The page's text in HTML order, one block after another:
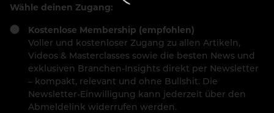
Wähle deinen Zugang:
Kostenlose Membership (empfohlen)
Voller und kostenloser Zugang zu allen Artikeln,
Videos & Masterclasses sowie die besten News und
exklusiven Branchen-Insights direkt per Newsletter
– kompakt, relevant und ohne Bullshit. Die
Newsletter-Einwilligung kann jederzeit über den
Abmeldelink widerrufen werden.